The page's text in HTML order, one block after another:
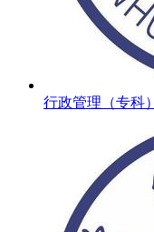
行政管理（专科